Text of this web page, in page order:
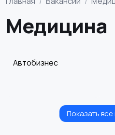
Медицина
Автобизнес
Бытовые услуги иПоказать все